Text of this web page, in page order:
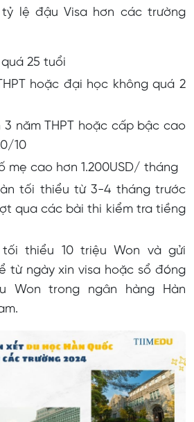
lệ đậu Visa hơn các trường
25 tuổi
hoặc đại học không quá 2
năm THPT hoặc cấp bậc cao
10
mẹ cao hơn 1.200USD/ tháng
tối thiểu từ 3-4 tháng trước
qua các bài thi kiểm tra tiềng
thiểu 10 triệu Won và gửi
từ ngày xin visa hoặc sổ đóng
Won trong ngân hàng Hàn